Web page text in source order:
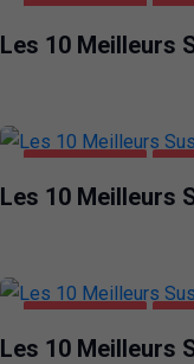
Les 10 Meilleurs
Les 10 Meilleurs
Les 10 Meilleurs